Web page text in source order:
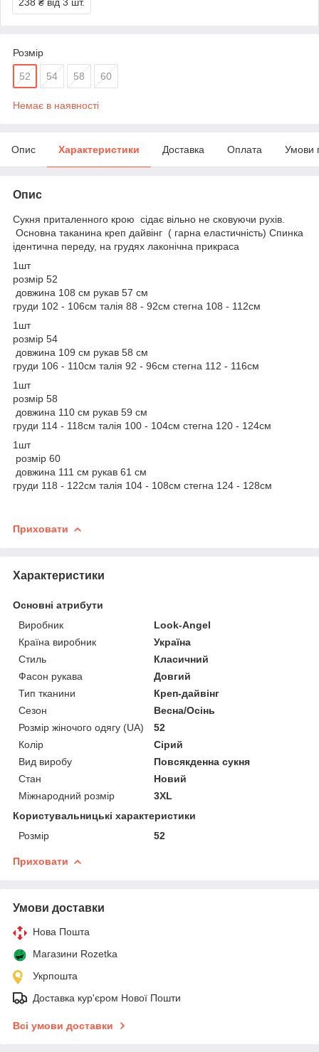
Розмір
52 54 58 60
Немає в наявності
Опис Характеристики Доставка Оплата Умови
Опис
Сукня приталенного крою сідає вільно не сковуючи рухів.
Основна таканина креп дайвінг ( гарна еластичність) Спинка
ідентична переду, на грудях лаконічна прикраса
1шт
розмір 52
довжина 108 см рукав 57 см
груди 102 - 106см талія 88 - 92см стегна 108 - 112см
1шт
розмір 54
довжина 109 см рукав 58 см
груди 106 - 110см талія 92 - 96см стегна 112 - 116см
1шт
розмір 58
довжина 110 см рукав 59 см
груди 114 - 118см талія 100 - 104см стегна 120 - 124см
1шт
розмір 60
довжина 111 см рукав 61 см
груди 118 - 122см талія 104 - 108см стегна 124 - 128см
Приховати
Характеристики
Основні атрибути
Виробник
Look-Angel
Країна виробник
Україна
Стиль
Класичний
Фасон рукава
Довгий
Тип тканини
Креп-дайвінг
Сезон
Весна/Осінь
Розмір жіночого одягу (UA)
52
Колір
Сірий
Вид виробу
Повсякденна сукня
Стан
Новий
Міжнародний розмір
3XL
Користувальницькі характеристики
Розмір
52
Приховати
Умови доставки
Нова Пошта
Магазини Rozetka
Укрпошта
Доставка кур'єром Нової Пошти
Всі умови доставки